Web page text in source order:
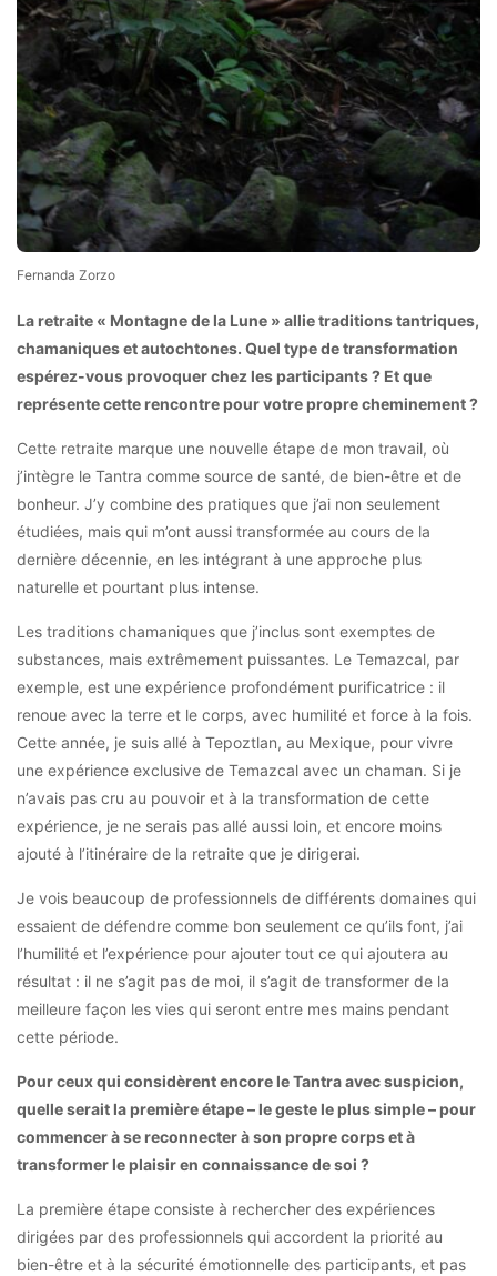
Fernanda Zorzo
La retraite « Montagne de la Lune » allie traditions tantriques,
chamaniques et autochtones. Quel type de transformation
espérez-vous provoquer chez les participants ? Et que
représente cette rencontre pour votre propre cheminement ?
Cette retraite marque une nouvelle étape de mon travail, où
j’intègre le Tantra comme source de santé, de bien-être et de
bonheur. J’y combine des pratiques que j’ai non seulement
étudiées, mais qui m’ont aussi transformée au cours de la
dernière décennie, en les intégrant à une approche plus
naturelle et pourtant plus intense.
Les traditions chamaniques que j’inclus sont exemptes de
substances, mais extrêmement puissantes. Le Temazcal, par
exemple, est une expérience profondément purificatrice : il
renoue avec la terre et le corps, avec humilité et force à la fois.
Cette année, je suis allé à Tepoztlan, au Mexique, pour vivre
une expérience exclusive de Temazcal avec un chaman. Si je
n’avais pas cru au pouvoir et à la transformation de cette
expérience, je ne serais pas allé aussi loin, et encore moins
ajouté à l’itinéraire de la retraite que je dirigerai.
Je vois beaucoup de professionnels de différents domaines qui
essaient de défendre comme bon seulement ce qu’ils font, j’ai
l’humilité et l’expérience pour ajouter tout ce qui ajoutera au
résultat : il ne s’agit pas de moi, il s’agit de transformer de la
meilleure façon les vies qui seront entre mes mains pendant
cette période.
Pour ceux qui considèrent encore le Tantra avec suspicion,
quelle serait la première étape – le geste le plus simple – pour
commencer à se reconnecter à son propre corps et à
transformer le plaisir en connaissance de soi ?
La première étape consiste à rechercher des expériences
dirigées par des professionnels qui accordent la priorité au
bien-être et à la sécurité émotionnelle des participants, et pas